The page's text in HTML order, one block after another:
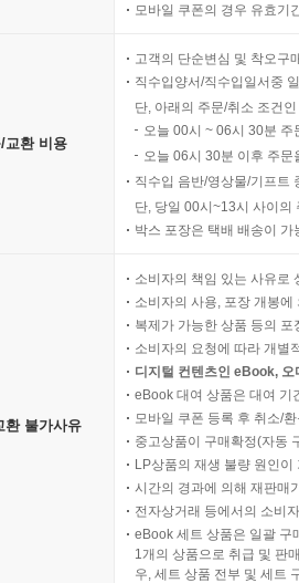
모바일 쿠폰의 경우 유효기
교환 비용
고객의 단순변심 및 착오구
직수입양서/직수입일서중
단, 아래의 주문/취소 조건
오늘 00시 ~ 06시 30분
오늘 06시 30분 이후 주
직수입 음반/영상물/기프트
단, 당일 00시~13시 사이의
박스 포장은 택배 배송이
환 불가사유
소비자의 책임 있는 사유로
소비자의 사용, 포장 개봉
복제가 가능한 상품 등의
소비자의 요청에 따라 개별
디지털 컨텐츠인 eBook,
eBook 대여 상품은 대여 기
모바일 쿠폰 등록 후 취소/
중고상품이 구매확정(자동
LP상품의 재생 불량 원인
시간의 경과에 의해 재판매
전자상거래 등에서의 소비
eBook 세트 상품은 일괄 구
1개의 상품으로 취급 및 판
우, 세트 상품 전부 및 세트